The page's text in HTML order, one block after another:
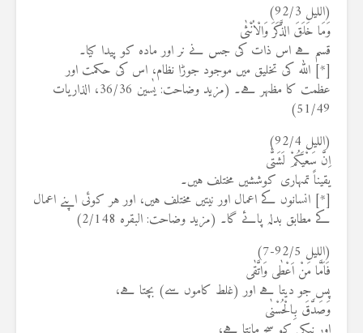
(اللیل 92/3)
وَمَا خَلَقَ الذَّكَرَ وَالْاُنْثٰى
قسم ہے اس ذات کی جس نے نر اور مادہ کو پیدا کیا۔
[*] اللہ کی تخلیق میں موجود جوڑا نظام، اس کی حکمت اور
عظمت کا مظہر ہے۔ (مزید وضاحت: یٰسین 36/36، الذاریات
51/49)
(اللیل 92/4)
اِنَّ سَعْيَكُمْ لَشَتّٰى
یقیناً تمہاری کوششیں مختلف ہیں۔
[*] انسانوں کے اعمال اور نیتیں مختلف ہیں، اور ہر کوئی اپنے اعمال
کے مطابق بدلہ پائے گا۔ (مزید وضاحت: البقرہ 2/148)
(اللیل 92/5-7)
فَاَمَّا مَنْ اَعْطٰى وَاتَّقٰى
پس جو دیتا ہے اور (غلط کاموں سے) بچتا ہے،
وَصَدَّقَ بِالْحُسْنٰى